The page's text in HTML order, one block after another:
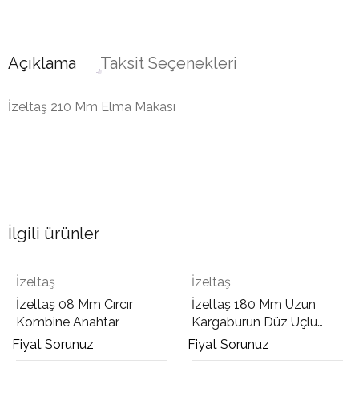
Açıklama Taksit Seçenekleri
İzeltaş 210 Mm Elma Makası
İlgili ürünler
İzeltaş
İzeltaş 08 Mm Cırcır
Kombine Anahtar
Fiyat Sorunuz
İzeltaş
İzeltaş 180 Mm Uzun
Kargaburun Düz Uçlu
Opak
Fiyat Sorunuz